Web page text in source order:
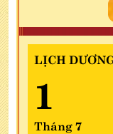
LỊCH
1
Tháng 7